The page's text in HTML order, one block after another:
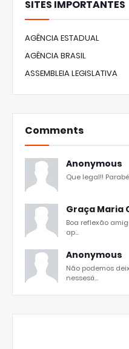
SITES IMPORTANTES
AGÊNCIA ESTADUAL
AGÊNCIA BRASIL
ASSEMBLEIA LEGISLATIVA
Comments
Anonymous
Que legal!!
Graça Maria
Boa reflexão
ap...
Anonymous
Não podemos
nessesá...